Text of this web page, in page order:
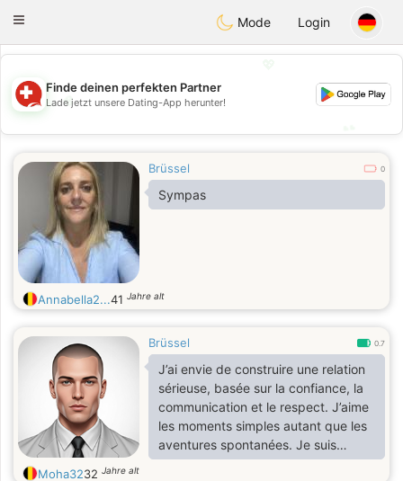
Suissi
Toggle
Mode Login
💖
💕
Finde deinen perfekten Partner
Lade jetzt unsere Dating-App herunter!
Brüssel 0
Sympas
Annabella2...41 Jahre alt
Brüssel 0.7
J’ai envie de construire une relation
sérieuse, basée sur la confiance, la
communication et le respect. J’aime
les moments simples autant que les
aventures spontanées. Je suis
quelqu’un de posé, attentionné, et je
Moha3232 Jahre alt